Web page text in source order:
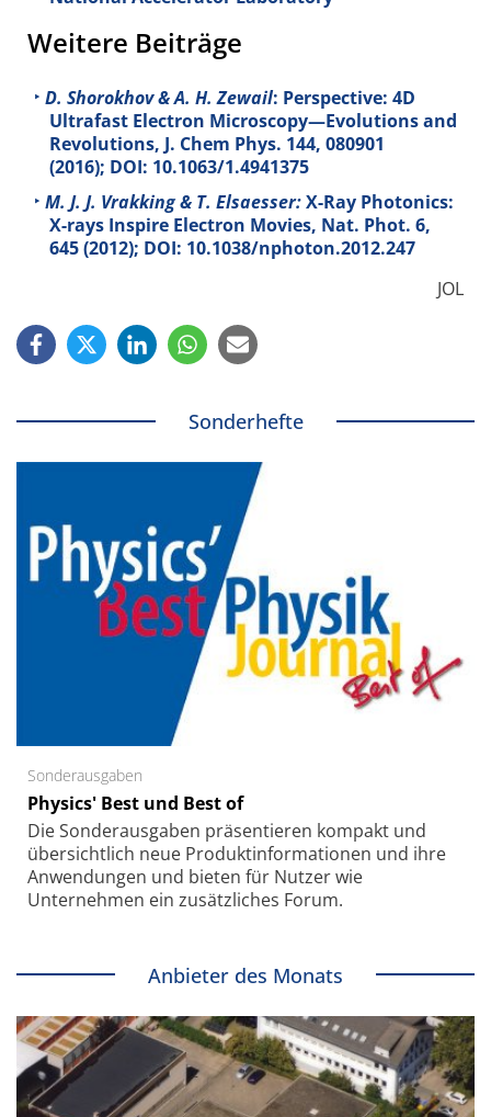
Weitere Beiträge
D. Shorokhov & A. H. Zewail: Perspective: 4D
Ultrafast Electron Microscopy—Evolutions and
Revolutions, J. Chem Phys. 144, 080901
(2016); DOI: 10.1063/1.4941375
M. J. J. Vrakking & T. Elsaesser:X-Ray Photonics:
X-rays Inspire Electron Movies, Nat. Phot. 6,
645 (2012); DOI: 10.1038/nphoton.2012.247
JOL
Sonderhefte
Sonderausgaben
Physics' Best und Best of
Die Sonder­ausgaben präsentieren kompakt und
übersichtlich neue Produkt­informationen und ihre
Anwendungen und bieten für Nutzer wie
Unternehmen ein zusätzliches Forum.
Anbieter des Monats